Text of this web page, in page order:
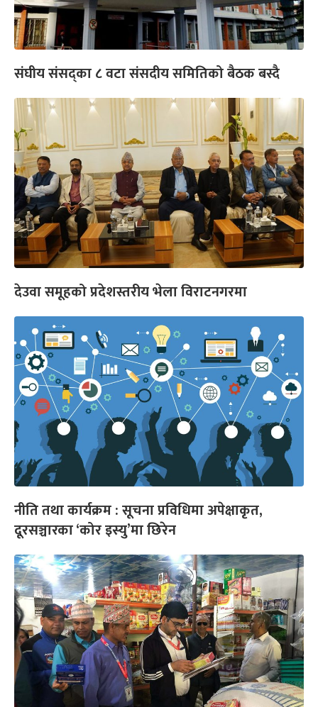
संघीय संसद्का ८ वटा संसदीय समितिको बैठक बस्दै
देउवा समूहको प्रदेशस्तरीय भेला विराटनगरमा
नीति तथा कार्यक्रम : सूचना प्रविधिमा अपेक्षाकृत,
दूरसञ्चारका ‘कोर इस्यु’मा छिरेन